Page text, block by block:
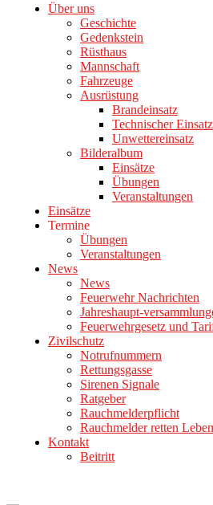
Über uns
Geschichte
Gedenkstein
Rüsthaus
Mannschaft
Fahrzeuge
Ausrüstung
Brandeinsatz
Technischer Einsatz
Unwettereinsatz
Bilderalbum
Einsätze
Übungen
Veranstaltungen
Einsätze
Termine
Übungen
Veranstaltungen
News
News
Feuerwehr Nachrichten
Jahreshaupt-
Feuerwehrgesetz und
Zivilschutz
Notrufnummern
Rettungsgasse
Sirenen Signale
Ratgeber
Rauchmelderpflicht
Rauchmelder retten Leben
Kontakt
Beitritt